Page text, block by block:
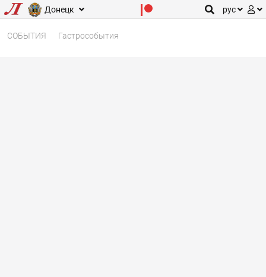
Донецк рус
СОБЫТИЯ Гастрособытия